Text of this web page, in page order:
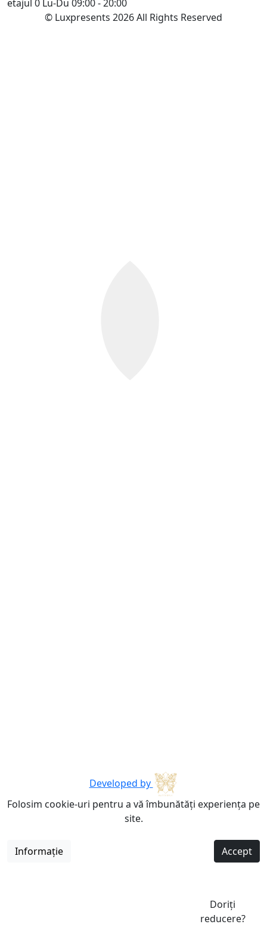
etajul 0 Lu-Du 09:00 - 20:00
© Luxpresents 2026 All Rights Reserved
Developed by
Folosim cookie-uri pentru a vă îmbunătăți experiența pe
site.
Informație Accept
Doriți
reducere?